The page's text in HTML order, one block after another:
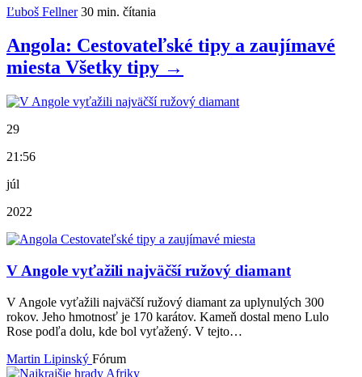
Ľuboš Fellner 30 min. čítania
Angola: Cestovateľské tipy a zaujímavé
miesta Všetky tipy →
29
21:56
júl
2022
V Angole vyťažili najväčší ružový diamant
V Angole vyťažili najväčší ružový diamant za uplynulých 300
rokov. Jeho hmotnosť je 170 karátov. Kameň dostal meno Lulo
Rose podľa dolu, kde bol vyťažený. V tejto…
Martin Lipinský Fórum